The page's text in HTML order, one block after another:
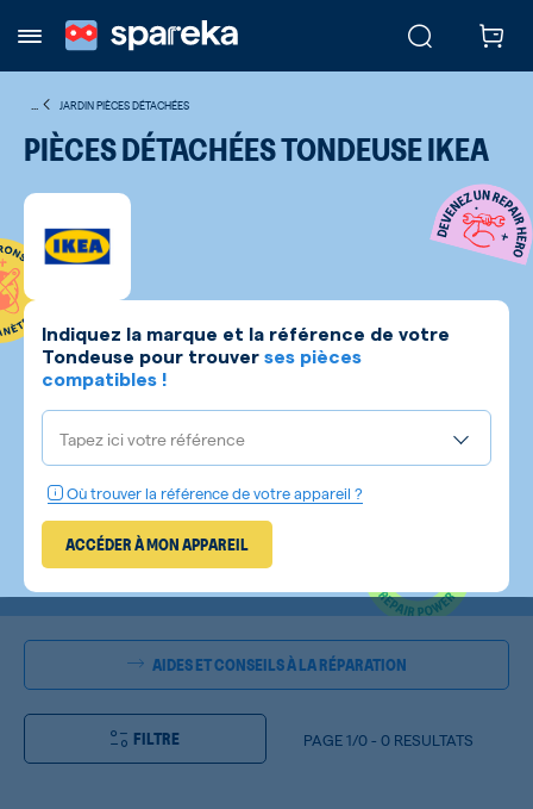
JARDIN PIÈCES DÉTACHÉES
PIÈCES DÉTACHÉES TONDEUSE IKEA
Indiquez la marque et la référence de votre
Tondeuse pour trouver ses pièces
compatibles !
Tapez ici votre référence
Où trouver la référence de votre appareil ?
ACCÉDER À MON APPAREIL
AIDES ET CONSEILS À LA RÉPARATION
FILTRE PAGE 1/0- 0 RESULTATS